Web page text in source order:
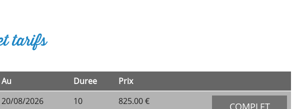
tarifs
Au Duree
Prix
20/08/2026 10 825.00 ‎€ COMPLET